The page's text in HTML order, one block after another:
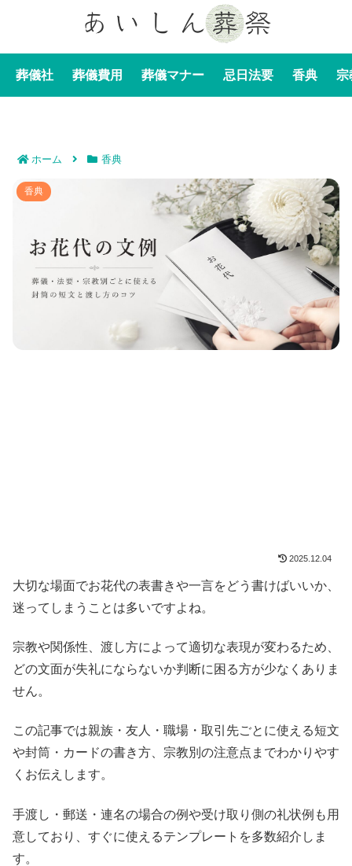
葬儀社 葬儀費用 葬儀マナー 忌日法要 香典 宗
ホーム 香典
お花代の文例｜葬儀・法要・宗教別ごとに使える封筒の
短文と渡し方のコツ
香典
2025.12.04
大切な場面でお花代の表書きや一言をどう書けばいいか、
迷ってしまうことは多いですよね。
宗教や関係性、渡し方によって適切な表現が変わるため、
どの文面が失礼にならないか判断に困る方が少なくありま
せん。
この記事では親族・友人・職場・取引先ごとに使える短文
や封筒・カードの書き方、宗教別の注意点までわかりやす
くお伝えします。
手渡し・郵送・連名の場合の例や受け取り側の礼状例も用
意しており、すぐに使えるテンプレートを多数紹介しま
す。